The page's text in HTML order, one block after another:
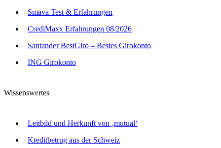
Smava Test & Erfahrungen
CrediMaxx Erfahrungen 08/2026
Santander BestGiro – Bestes Girokonto
ING Girokonto
Wissenswertes
Leitbild und Herkunft von ‚mutual‘
Kreditbetrug aus der Schweiz